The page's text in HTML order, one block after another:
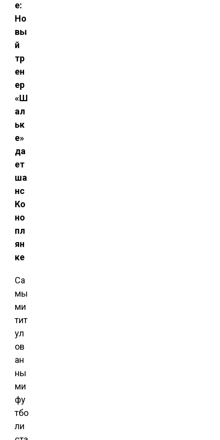
е:
Но
вы
й
тр
ен
ер
«Ш
ал
ьк
е»
да
ет
ша
нс
Ко
но
пл
ян
ке
Са
мы
ми
тит
ул
ов
ан
ны
ми
фу
тбо
ли